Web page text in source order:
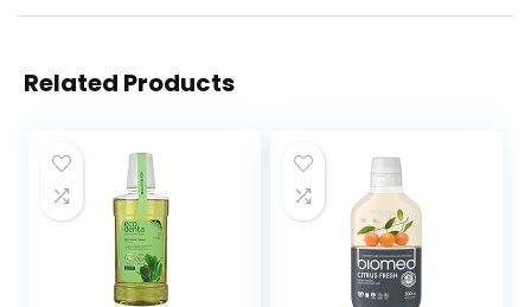
Related Products